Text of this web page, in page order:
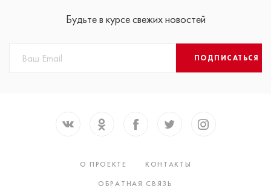
Будьте в курсе свежих новостей
ПОДПИСАТЬСЯ
О ПРОЕКТЕ
КОНТАКТЫ
ОБРАТНАЯ СВЯЗЬ